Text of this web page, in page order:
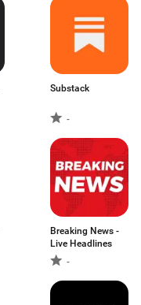
Substack
-
Breaking News -
Live Headlines
-